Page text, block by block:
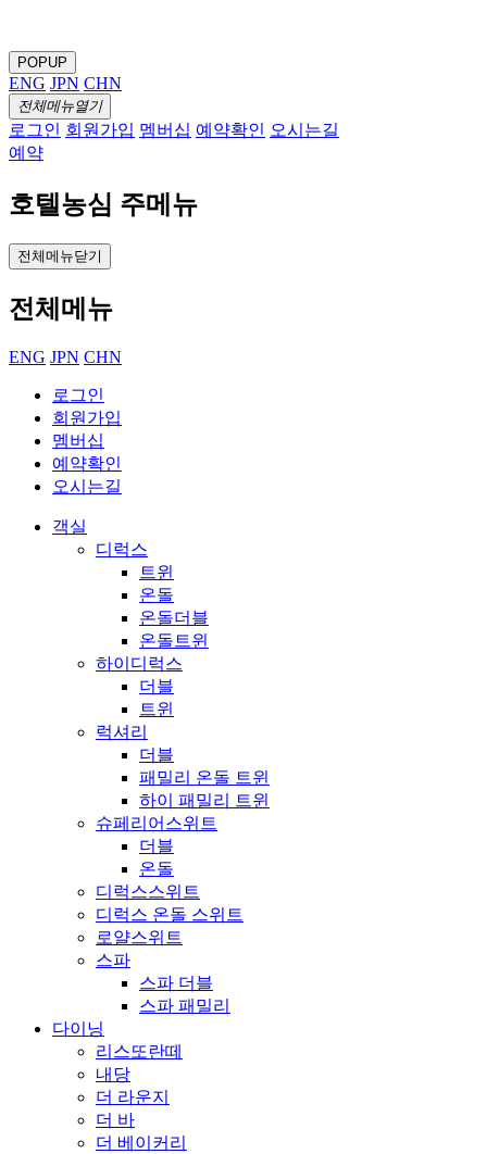
POPUP
ENG JPN CHN
전체메뉴열기
로그인 회원가입 멤버십 예약확인 오시는길
예약
호텔농심 주메뉴
전체메뉴닫기
전체메뉴
ENG JPN CHN
로그인
회원가입
멤버십
예약확인
오시는길
객실
디럭스
트윈
온돌
온돌더블
온돌트윈
하이디럭스
더블
트윈
럭셔리
더블
패밀리 온돌 트윈
하이 패밀리 트윈
슈페리어스위트
더블
온돌
디럭스스위트
디럭스 온돌 스위트
로얄스위트
스파
스파 더블
스파 패밀리
다이닝
리스또란떼
내당
더 라운지
더 바
더 베이커리